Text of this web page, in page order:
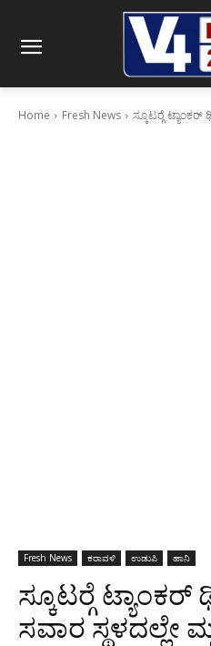
Home Fresh News ಸ್ಕೂಟರ್‍ಗೆ ಟ್ಯಾಂಕರ್
Fresh News ಕರಾವಳಿ ಉಡುಪಿ ಹಾನಿ
ಸ್ಕೂಟರ್‍ಗೆ ಟ್ಯಾಂಕರ್
ಸವಾರ ಸ್ಥಳದಲ್ಲೇ